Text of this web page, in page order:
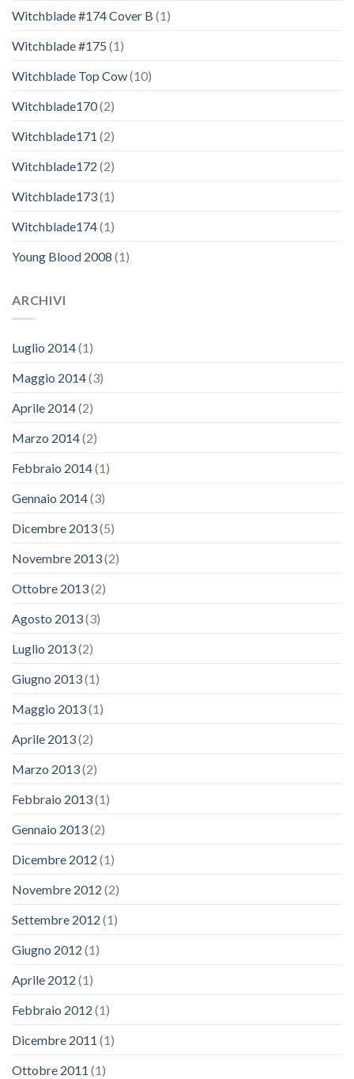
Witchblade #174 Cover B (1)
Witchblade #175 (1)
Witchblade Top Cow(10)
Witchblade170(2)
Witchblade171 (2)
Witchblade172 (2)
Witchblade173(1)
Witchblade174(1)
Young Blood 2008 (1)
ARCHIVI
Luglio 2014(1)
Maggio 2014(3)
Aprile 2014(2)
Marzo 2014(2)
Febbraio 2014(1)
Gennaio 2014(3)
Dicembre 2013(5)
Novembre 2013(2)
Ottobre 2013(2)
Agosto 2013(3)
Luglio 2013(2)
Giugno 2013(1)
Maggio 2013(1)
Aprile 2013(2)
Marzo 2013(2)
Febbraio 2013(1)
Gennaio 2013(2)
Dicembre 2012 (1)
Novembre 2012 (2)
Settembre 2012 (1)
Giugno 2012 (1)
Aprile 2012 (1)
Febbraio 2012 (1)
Dicembre 2011 (1)
Ottobre 2011 (1)